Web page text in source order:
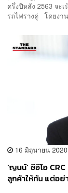
ครึ่งปีหลัง 2563 จะ
รถไฟรางคู่ โดยงา
16 มิถุนายน 2020
‘ญนน์’ ซีอีโอ
ลูกค้าให้ทัน แต่อย่